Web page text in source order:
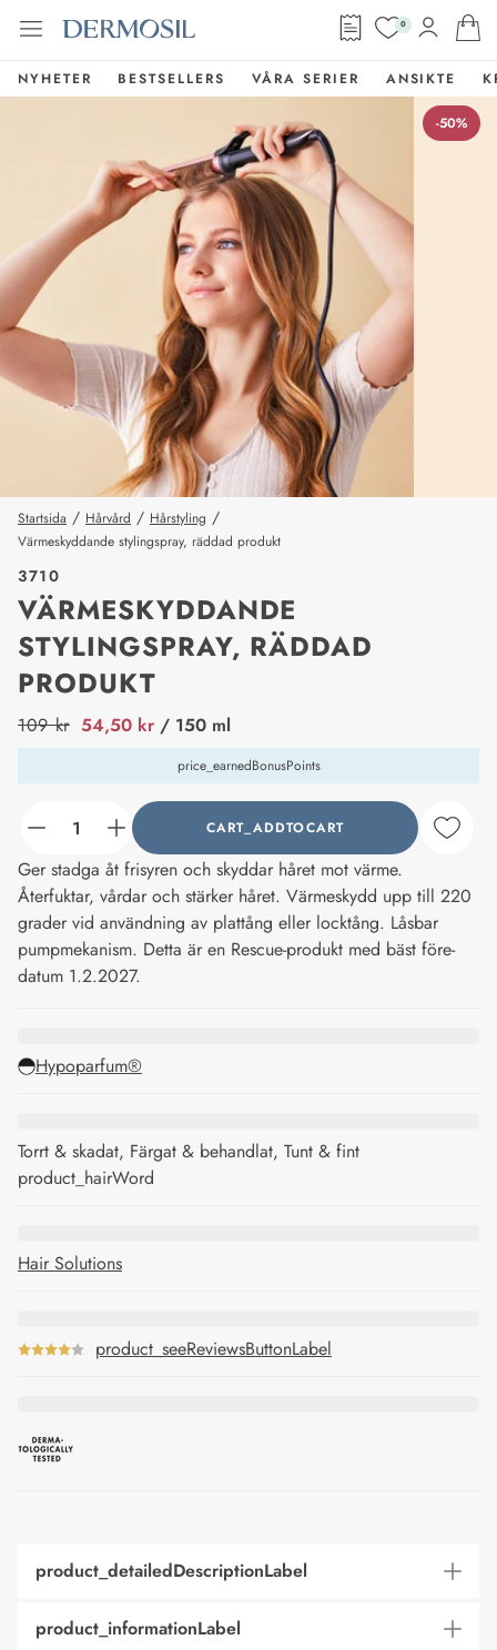
0
NYHETER BESTSELLERS VÅRA SERIER ANSIKTE
-50%
Startsida / Hårvård / Hårstyling /
Värmeskyddande stylingspray, räddad produkt
3710
VÄRMESKYDDANDE
STYLINGSPRAY, RÄDDAD
PRODUKT
price_label
109 kr 54,50 kr/ 150 ml
price_earnedBonusPoints
counter_current CART_ADDTOCART
Ger stadga åt frisyren och skyddar håret mot värme.
Återfuktar, vårdar och stärker håret. Värmeskydd upp till 220
grader vid användning av plattång eller locktång. Låsbar
pumpmekanism. Detta är en Rescue-produkt med bäst före-
datum 1.2.2027.
Hypoparfum®
Torrt & skadat, Färgat & behandlat, Tunt & fint
product_hairWord
Hair Solutions
product_seeReviewsButtonLabel
product_detailedDescriptionLabel
product_informationLabel